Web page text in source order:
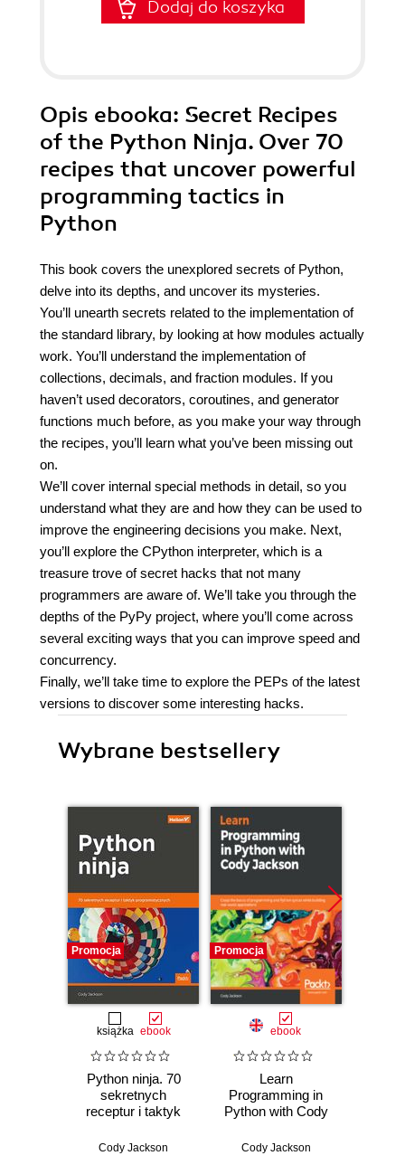
Dodaj do koszyka
Opis ebooka: Secret Recipes
of the Python Ninja. Over 70
recipes that uncover powerful
programming tactics in
Python
This book covers the unexplored secrets of Python,
delve into its depths, and uncover its mysteries.
You’ll unearth secrets related to the implementation of
the standard library, by looking at how modules actually
work. You’ll understand the implementation of
collections, decimals, and fraction modules. If you
haven’t used decorators, coroutines, and generator
functions much before, as you make your way through
the recipes, you’ll learn what you’ve been missing out
on.
We’ll cover internal special methods in detail, so you
understand what they are and how they can be used to
improve the engineering decisions you make. Next,
you’ll explore the CPython interpreter, which is a
treasure trove of secret hacks that not many
programmers are aware of. We’ll take you through the
depths of the PyPy project, where you’ll come across
several exciting ways that you can improve speed and
concurrency.
Finally, we’ll take time to explore the PEPs of the latest
versions to discover some interesting hacks.
Wybrane bestsellery
Promocja
książka ebook
Python ninja. 70
sekretnych
receptur i taktyk
Cody Jackson
Promocja
ebook
Learn
Programming in
Python with Cody
the basics of
Cody Jackson